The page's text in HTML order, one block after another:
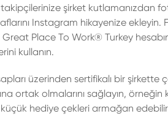
şirket kutlamanızdan
Instagram hikayenize ekleyin.
Great Place To Work® Turkey
kullanın.
üzerinden sertifikalı bir şirkette
ortak olmalarını sağlayın, örneğin
hediye çekleri armağan